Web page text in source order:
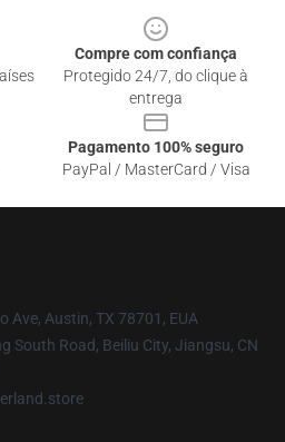
Compre com confiança
Protegido 24/7, do clique à
entrega
Pagamento 100% seguro
PayPal / MasterCard / Visa
Ave, Austin, TX 78701, EUA
South Road, Beiliu City, Jiangsu, CN